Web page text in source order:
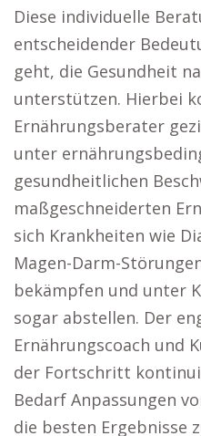
Diese individuelle
entscheidender
geht, die Gesundheit
unterstützen. Hierbei
Ernährungsberater
unter
gesundheitlichen
maßgeschneiderten
sich Krankheiten wie
Magen-Darm-
bekämpfen und unter
sogar abstellen. Der
Ernährungscoach und
der Fortschritt
Bedarf Anpassungen
die besten Ergebnisse